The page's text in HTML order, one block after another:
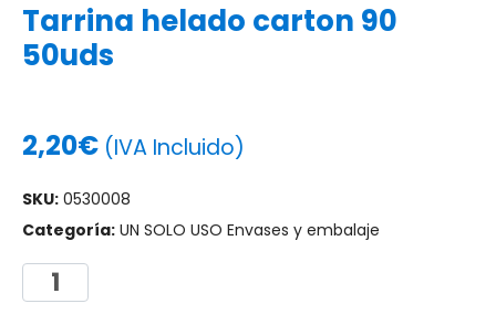
Tarrina helado carton 90
50uds
2,20€ (IVA Incluido)
SKU: 0530008
Categoría: UN SOLO USO Envases y embalaje